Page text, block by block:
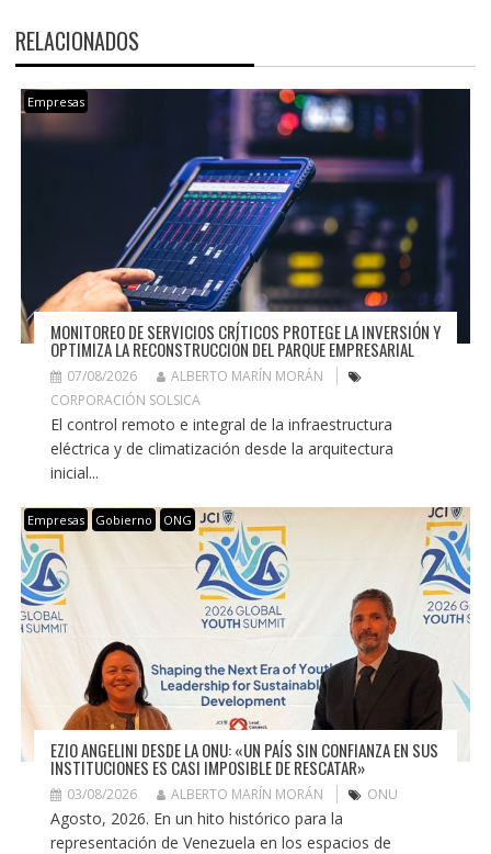
RELACIONADOS
Empresas
MONITOREO DE SERVICIOS CRÍTICOS PROTEGE LA INVERSIÓN Y
OPTIMIZA LA RECONSTRUCCIÓN DEL PARQUE EMPRESARIAL
07/08/2026
ALBERTO MARÍN MORÁN
CORPORACIÓN SOLSICA
El control remoto e integral de la infraestructura
eléctrica y de climatización desde la arquitectura
inicial...
Empresas Gobierno ONG
EZIO ANGELINI DESDE LA ONU: «UN PAÍS SIN CONFIANZA EN SUS
INSTITUCIONES ES CASI IMPOSIBLE DE RESCATAR»
03/08/2026 ALBERTO MARÍN MORÁN ONU
Agosto, 2026. En un hito histórico para la
representación de Venezuela en los espacios de